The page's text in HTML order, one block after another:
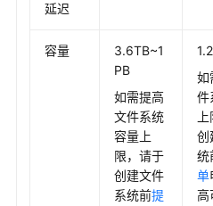
延迟
容量
3.6TB~1
PB
如需提高
文件系统
容量上
限，请于
创建文件
系统前提
如
件
创
统
单
高